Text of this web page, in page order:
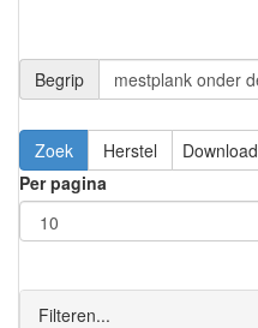
Begrip
Zoek Herstel
Download
Per pagina
Filteren...